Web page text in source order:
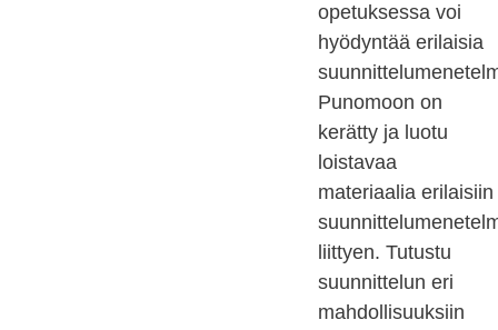
opetuksessa voi
hyödyntää erilaisia
Punomoon on
kerätty ja luotu
loistavaa
materiaalia erilaisiin
liittyen. Tutustu
suunnittelun eri
mahdollisuuksiin